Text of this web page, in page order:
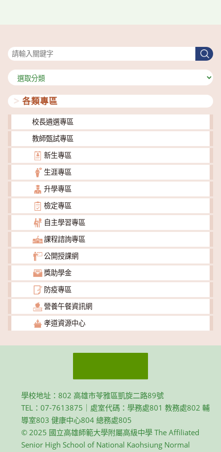
搜
尋
分
類
各類專區
校長遴選專區
教師甄試專區
新生專區
生涯專區
升學專區
檢定專區
自主學習專區
課程諮詢專區
公開授課網
獎助學金
防疫專區
營養午餐資訊網
孝道資源中心
學校地址：802 高雄市苓雅區凱旋二路89號
TEL：07-7613875｜處室代碼：學務處801 教務處802 輔
導室803 健康中心804 總務處805
© 2025 國立高雄師範大學附屬高級中學 The Affiliated
Senior High School of National Kaohsiung Normal